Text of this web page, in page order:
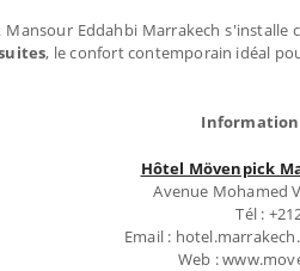
Eddahbi Marrakech s'installe
, le confort contemporain idéal
Hôtel Mövenpick
Avenue Mohamed
Tél :
Email :
Web :